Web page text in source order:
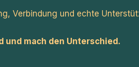
Verbindung und echte
und mach den Unterschied.